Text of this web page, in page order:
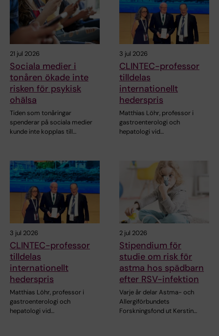
21 jul 2026
Sociala medier i
tonåren ökade inte
risken för psykisk
ohälsa
Tiden som tonåringar
spenderar på sociala medier
kunde inte kopplas till…
3 jul 2026
CLINTEC-professor
tilldelas
internationellt
hederspris
Matthias Löhr, professor i
gastroenterologi och
hepatologi vid…
3 jul 2026
CLINTEC-professor
tilldelas
internationellt
hederspris
Matthias Löhr, professor i
gastroenterologi och
hepatologi vid…
2 jul 2026
Stipendium för
studie om risk för
astma hos spädbarn
efter RSV-infektion
Varje år delar Astma- och
Allergiförbundets
Forskningsfond ut Kerstin…